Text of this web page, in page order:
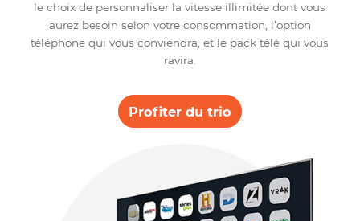
contrôler et configurer votre routeur TP-
LINK à distance et d’assurer la sécurité de
vos enfants en bénéficiant de l’option du
contrôle parental.
Trio